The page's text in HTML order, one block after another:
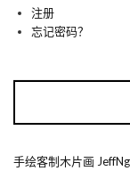
注册
忘记密码？
手绘客制木片画